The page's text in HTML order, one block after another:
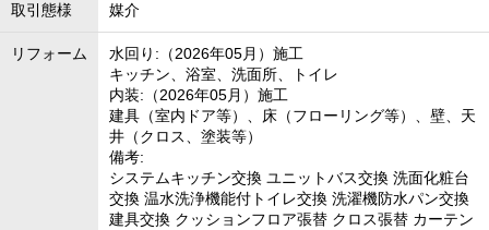
取引態様 媒介
リフォーム
水回り:（2026年05月）施工
キッチン、浴室、洗面所、トイレ
内装:（2026年05月）施工
建具（室内ドア等）、床（フローリング等）、壁、天
井（クロス、塗装等）
備考:
システムキッチン交換 ユニットバス交換 洗面化粧台
交換 温水洗浄機能付トイレ交換 洗濯機防水パン交換
建具交換 クッションフロア張替 クロス張替 カーテン